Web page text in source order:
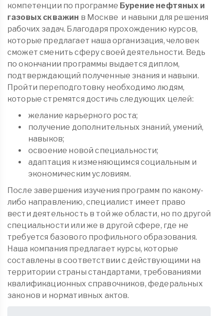
компетенции по программе Бурение нефтяных и
газовых скважин в Москве и навыки для решения
рабочих задач. Благодаря прохождению курсов,
которые предлагает наша организация, человек
сможет сменить сферу своей деятельности. Ведь
по окончании программы выдается диплом,
подтверждающий полученные знания и навыки.
Пройти переподготовку необходимо людям,
которые стремятся достичь следующих целей:
желание карьерного роста;
получение дополнительных знаний, умений,
навыков;
освоение новой специальности;
адаптация к изменяющимся социальным и
экономическим условиям.
После завершения изучения программ по какому-
либо направлению, специалист имеет право
вести деятельность в той же области, но по другой
специальности или же в другой сфере, где не
требуется базового профильного образования.
Наша компания предлагает курсы, которые
составлены в соответствии с действующими на
территории страны стандартами, требованиями
квалификационных справочников, федеральных
законов и нормативных актов.